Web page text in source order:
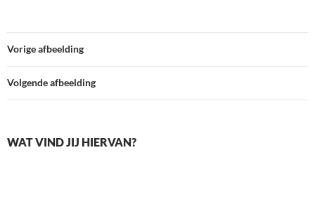
Vorige afbeelding
Volgende afbeelding
WAT VIND JIJ HIERVAN?